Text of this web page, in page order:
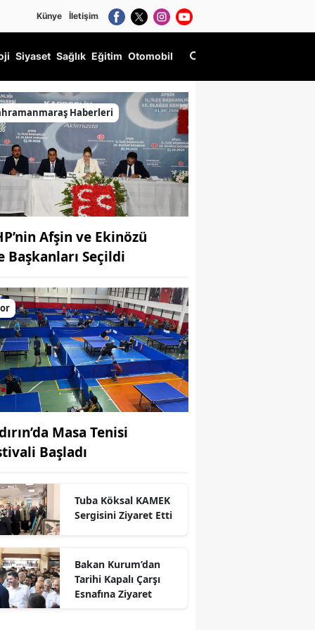
Künye İletişim
Siyaset Sağlık Eğitim Otomobil
Haberleri
Afşin ve Ekinözü
Başkanları Seçildi
Masa Tenisi
Başladı
Tuba Köksal KAMEK
Sergisini Ziyaret Etti
Bakan Kurum’dan
Tarihi Kapalı Çarşı
Esnafına Ziyaret